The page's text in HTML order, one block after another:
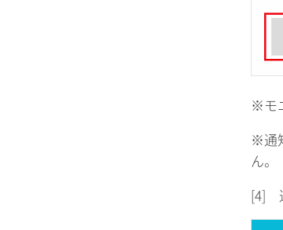
※モ
※通
ん。
[4]